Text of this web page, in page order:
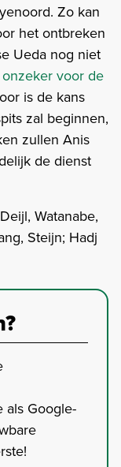
Zo kan
het ontbreken
Ueda nog niet
voor de
is de kans
zal beginnen,
zullen Anis
de dienst
Watanabe,
Steijn; Hadj
als Google-